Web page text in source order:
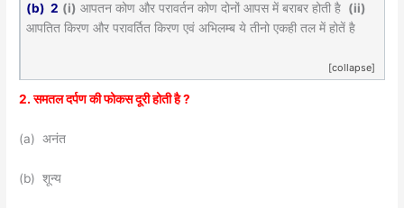
(b) 2 (i) आपतन कोण और परावर्तन कोण दोनों आपस में बराबर होती है (ii)
आपतित किरण और परावर्तित किरण एवं अभिलम्ब ये तीनो एकही तल में होतें है
[collapse]
2. समतल दर्पण की फोकस दूरी होती है ?
(a) अनंत
(b) शून्य